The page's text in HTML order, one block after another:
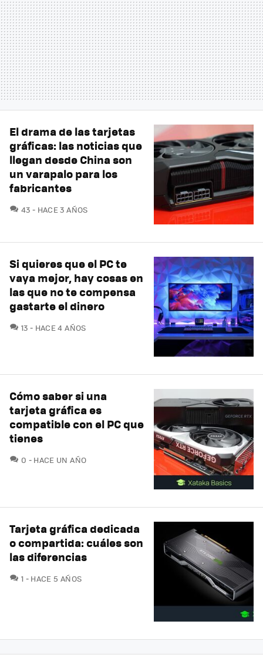
El drama de las tarjetas
gráficas: las noticias que
llegan desde China son
un varapalo para los
fabricantes
43 COMENTARIOS
HACE 3 AÑOS
Si quieres que el PC te
vaya mejor, hay cosas en
las que no te compensa
gastarte el dinero
13 COMENTARIOS
HACE 4 AÑOS
Cómo saber si una
tarjeta gráfica es
compatible con el PC que
tienes
0 COMENTARIOS
HACE UN AÑO
Tarjeta gráfica dedicada
o compartida: cuáles son
las diferencias
1 COMENTARIOS
HACE 5 AÑOS